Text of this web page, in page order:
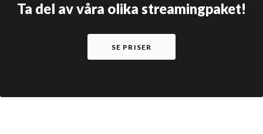
Ta del av våra olika streamingpaket!
SE PRISER